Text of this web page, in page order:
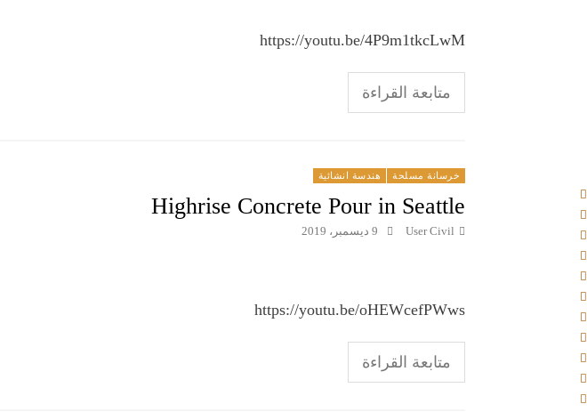
https://youtu.be/4P9m1tkcLwM
متابعة القراءة
خرسانة مسلحة هندسة انشائية
Highrise Concrete Pour in Seattle
User Civil 9 ديسمبر، 2019
https://youtu.be/oHEWcefPWws
متابعة القراءة